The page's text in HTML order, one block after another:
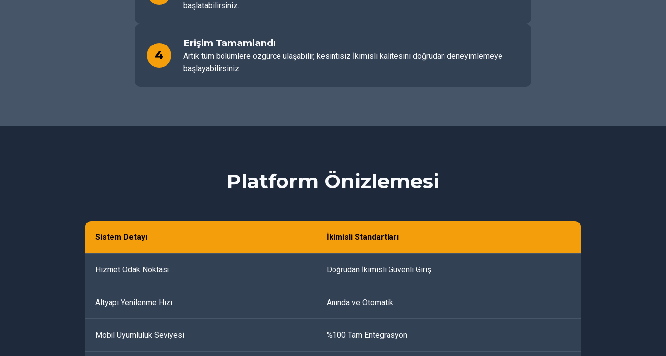
başlatabilirsiniz.
4
Erişim Tamamlandı
Artık tüm bölümlere özgürce ulaşabilir, kesintisiz İkimisli kalitesini doğrudan deneyimlemeye
başlayabilirsiniz.
Platform Önizlemesi
Sistem Detayı İkimisli Standartları
Hizmet Odak Noktası Doğrudan İkimisli Güvenli Giriş
Altyapı Yenilenme Hızı Anında ve Otomatik
Mobil Uyumluluk Seviyesi %100 Tam Entegrasyon